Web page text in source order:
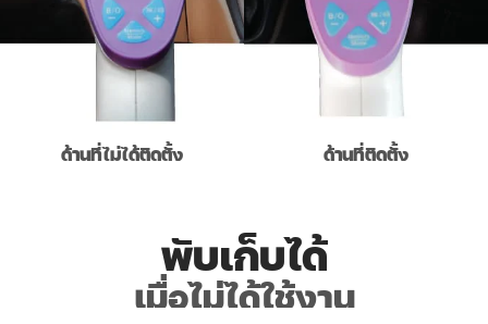
ด้านที่ไม่ได้ติดตั้ง ด้านที่ติดตั้ง
พับเก็บได้
เมื่อไม่ได้ใช้งาน